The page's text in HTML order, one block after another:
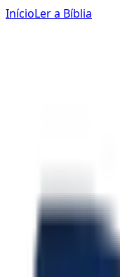
InícioLer a Bíblia